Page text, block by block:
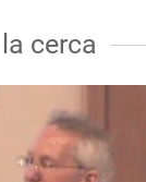
cerca